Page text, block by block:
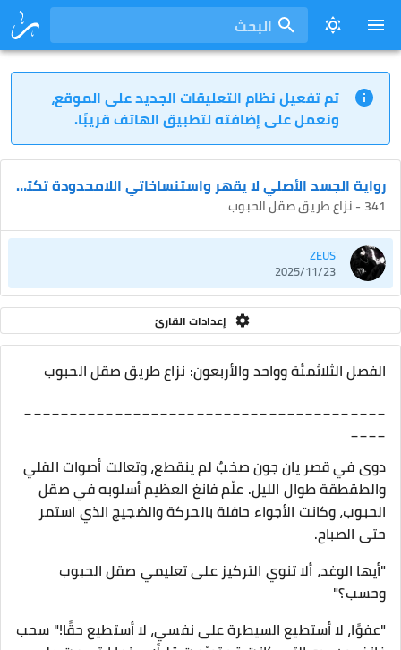
البحث
تم تفعيل نظام التعليقات الجديد على الموقع،
ونعمل على إضافته لتطبيق الهاتف قريبًا.
رواية الجسد الأصلي لا يقهر واستنساخاتي اللامحدودة تكتسح العوالم
341 - نزاع طريق صقل الحبوب
ZEUS
2025/11/23
إعدادات القارئ
الفصل الثلاثمئة وواحد والأربعون: نزاع طريق صقل الحبوب
________________________________________
____
دوى في قصر يان جون صخبٌ لم ينقطع، وتعالت أصوات القلي
والطقطقة طوال الليل. علّم فانغ العظيم أسلوبه في صقل
الحبوب، وكانت الأجواء حافلة بالحركة والضجيج الذي استمر
حتى الصباح.
"أيها الوغد، ألا تنوي التركيز على تعليمي صقل الحبوب
وحسب؟"
"عفوًا، لا أستطيع السيطرة على نفسي، لا أستطيع حقًا!" سحب